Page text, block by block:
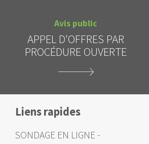
D'OFFRES PAR
OUVERTE
DE
Liens rapides
SONDAGE EN LIGNE -